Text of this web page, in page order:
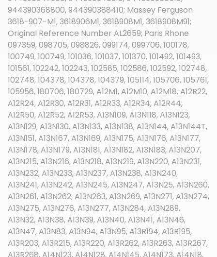
944390368800, 944390388410; Massey Ferguson
3618-907-M1, 3618906M1, 3618908M1, 3618908M91;
Original Reference Number AL2659; Paris Rhone
097359, 098705, 098826, 099174, 099706, 100178,
100749, 100749, 101036, 101037, 101370, 101492, 101493,
101561, 102242, 102243, 102585, 102586, 102592, 102748,
102748, 104378, 104378, 104379, 105114, 105706, 105761,
105956, 180706, 180729, A12M1, A12M10, A12M18, A12R22,
A12R24, A12R30, A12R31, A12R33, A12R34, A12R44,
A12R50, A12R52, A12R53, A13N109, A13N118, A13N123,
A13N129, A13N130, A13N133, A13N138, A13N144, A13N144T,
A13N151, A13N167, A13N169, A13N175, A13N176, A13N177,
A13N178, A13N179, A13N181, A13N182, A13N183, A13N207,
A13N215, A13N216, A13N218, A13N219, A13N220, A13N231,
A13N232, A13N233, A13N237, A13N238, A13N240,
A13N241, A13N242, A13N245, A13N247, A13N25, A13N260,
A13N261, A13N262, A13N263, A13N269, A13N271, A13N274,
A13N275, A13N276, A13N277, A13N284, A13N289,
A13N32, A13N38, A13N39, A13N40, A13N41, A13N46,
A13N47, A13N83, A13N94, A13N95, A13R194, A13R195,
A13R203, A13R215, A13R220, A13R262, A13R263, A13R267,
A13R268, A14N123, A14N128, A14N145, A14N173, A14N18,